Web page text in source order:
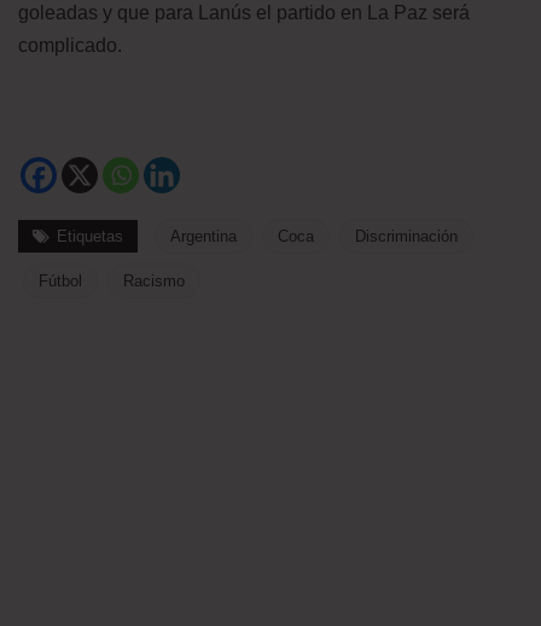
goleadas y que para Lanús el partido en La Paz será
complicado.
Etiquetas Argentina Coca Discriminación
Fútbol Racismo